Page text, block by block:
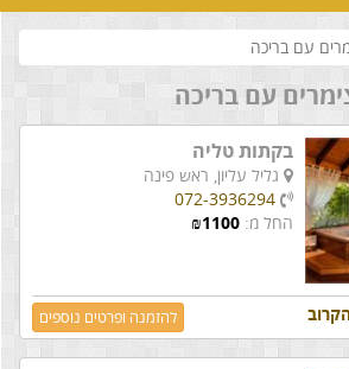
עם בריכה
עם בריכה
בקתות טליה
גליל עליון, ראש פינה
072-3936294
החל מ:
₪1100
להזמנה ופרטים נוספים